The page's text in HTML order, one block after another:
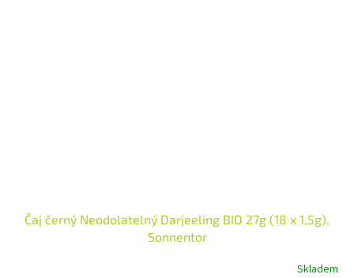
Čaj černý Neodolatelný Darjeeling BIO 27g (18 x 1,5g),
Sonnentor
Skladem